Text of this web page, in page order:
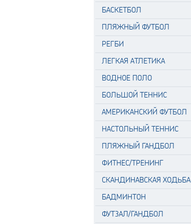
БАСКЕТБОЛ
ПЛЯЖНЫЙ ФУТБОЛ
РЕГБИ
ЛЕГКАЯ АТЛЕТИКА
ВОДНОЕ ПОЛО
БОЛЬШОЙ ТЕННИС
АМЕРИКАНСКИЙ ФУТБОЛ
НАСТОЛЬНЫЙ ТЕННИС
ПЛЯЖНЫЙ ГАНДБОЛ
ФИТНЕС/ТРЕНИНГ
СКАНДИНАВСКАЯ ХОДЬБА
БАДМИНТОН
ФУТЗАЛ/ГАНДБОЛ